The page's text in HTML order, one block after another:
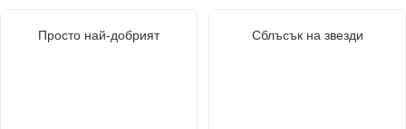
Просто най-добрият Сблъсък на звезди